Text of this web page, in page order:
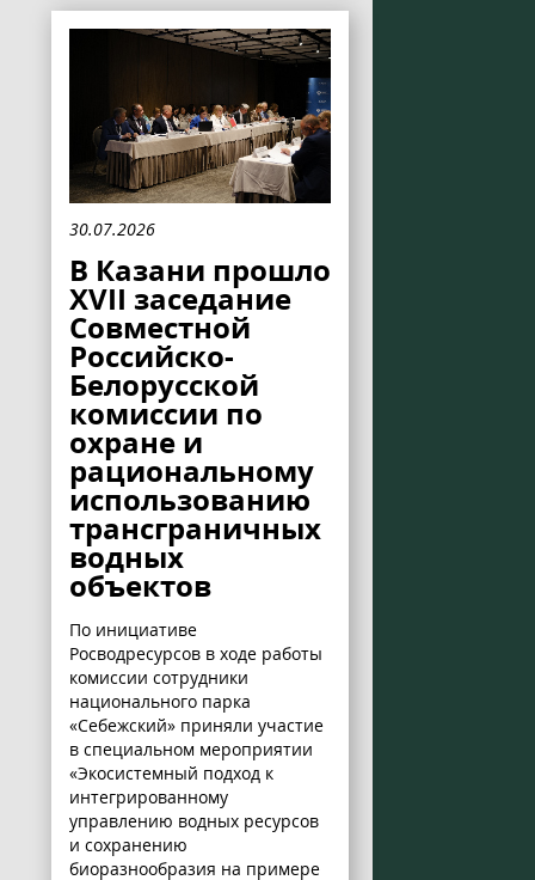
30.07.2026
В Казани прошло
XVII заседание
Совместной
Российско-
Белорусской
комиссии по
охране и
рациональному
использованию
трансграничных
водных
объектов
По инициативе
Росводресурсов в ходе работы
комиссии сотрудники
национального парка
«Себежский» приняли участие
в специальном мероприятии
«Экосистемный подход к
интегрированному
управлению водных ресурсов
и сохранению
биоразнообразия на примере